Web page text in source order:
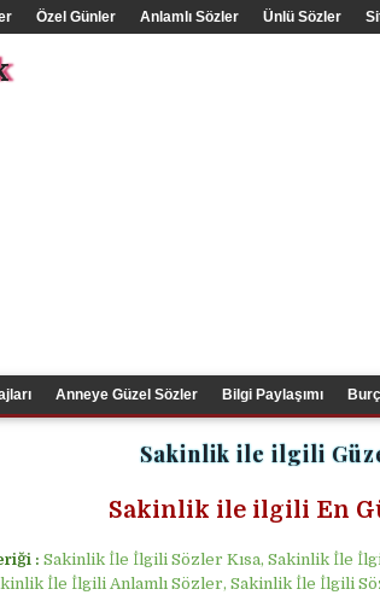
Özel Günler Anlamlı Sözler Ünlü Sözler
Anneye Güzel Sözler Bilgi Paylaşımı
Sakinlik ile ilgili
Sakinlik ile ilgili En
: Sakinlik İle İlgili Sözler Kısa, Sakinlik İle
İle İlgili Anlamlı Sözler, Sakinlik İle İlgili